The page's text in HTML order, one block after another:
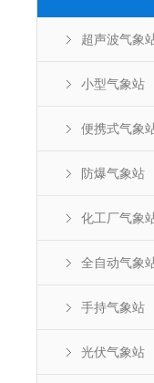
超声波气象
小型气象站
便携式气象
防爆气象站
化工厂气象
全自动气象
手持气象站
光伏气象站